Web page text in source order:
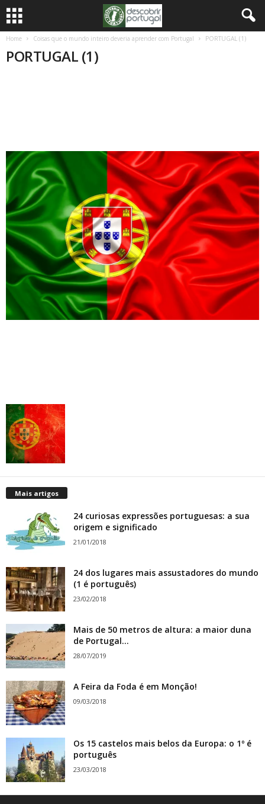
Home Coisas que o mundo inteiro deveria aprender com Portugal PORTUGAL (1)
PORTUGAL (1)
Mais artigos
24 curiosas expressões portuguesas: a sua
origem e significado
21/01/2018
24 dos lugares mais assustadores do mundo
(1 é português)
23/02/2018
Mais de 50 metros de altura: a maior duna
de Portugal...
28/07/2019
A Feira da Foda é em Monção!
09/03/2018
Os 15 castelos mais belos da Europa: o 1º é
português
23/03/2018